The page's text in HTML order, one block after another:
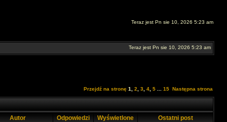
Teraz jest Pn sie 10, 2026 5:23 am
Teraz jest Pn sie 10, 2026 5:23 am
Przejdź na stronę 1 2 3 4 5 15 Następna strona
Autor Odpowiedzi Wyświetlone Ostatni post